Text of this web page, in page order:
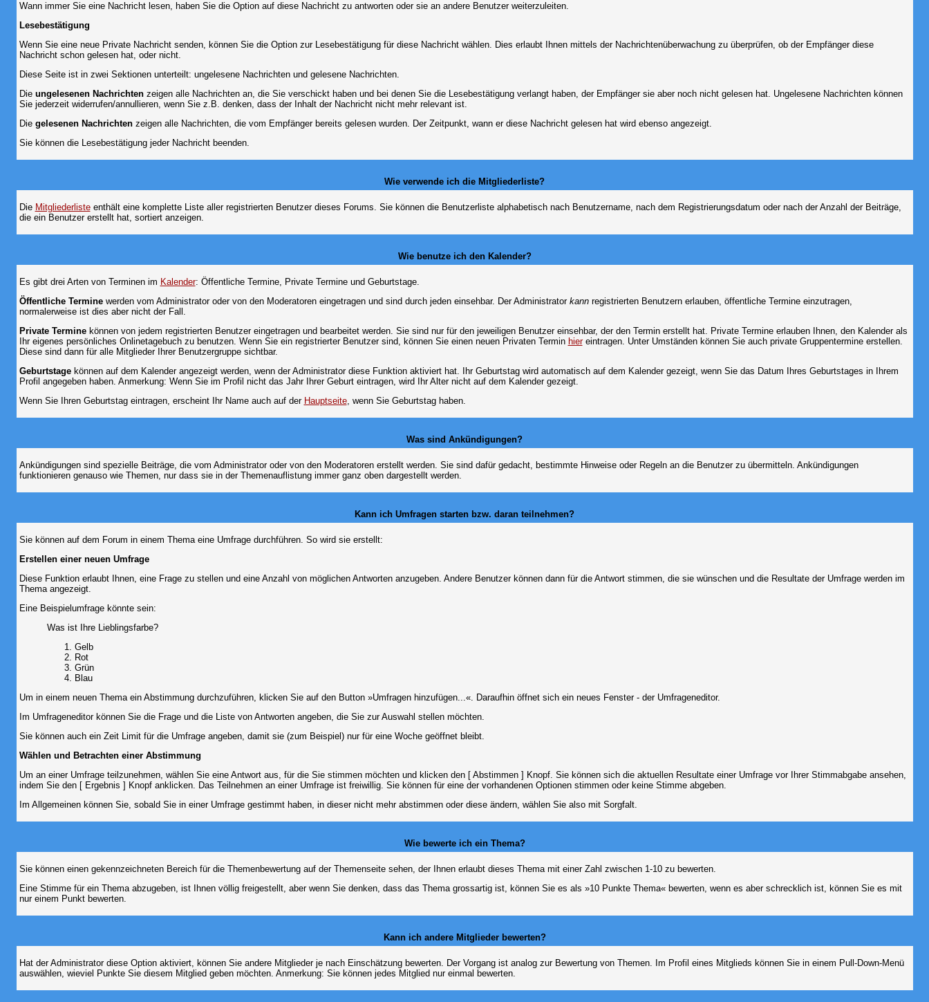
Wann immer Sie eine Nachricht lesen, haben Sie die Option auf diese Nachricht zu antworten oder sie an andere Benutzer weiterzuleiten.
Lesebestätigung
Wenn Sie eine neue Private Nachricht senden, können Sie die Option zur Lesebestätigung für diese Nachricht wählen. Dies erlaubt Ihnen mittels der Nachrichtenüberwachung zu überprüfen, ob der Empfänger diese
Nachricht schon gelesen hat, oder nicht.
Diese Seite ist in zwei Sektionen unterteilt: ungelesene Nachrichten und gelesene Nachrichten.
Die ungelesenen Nachrichtenzeigen alle Nachrichten an, die Sie verschickt haben und bei denen Sie die Lesebestätigung verlangt haben, der Empfänger sie aber noch nicht gelesen hat. Ungelesene Nachrichten können
Sie jederzeit widerrufen/annullieren, wenn Sie z.B. denken, dass der Inhalt der Nachricht nicht mehr relevant ist.
Die gelesenen Nachrichtenzeigen alle Nachrichten, die vom Empfänger bereits gelesen wurden. Der Zeitpunkt, wann er diese Nachricht gelesen hat wird ebenso angezeigt.
Sie können die Lesebestätigung jeder Nachricht beenden.
Wie verwende ich die Mitgliederliste?
Die Mitgliederlisteenthält eine komplette Liste aller registrierten Benutzer dieses Forums. Sie können die Benutzerliste alphabetisch nach Benutzername, nach dem Registrierungsdatum oder nach der Anzahl der Beiträge,
die ein Benutzer erstellt hat, sortiert anzeigen.
Wie benutze ich den Kalender?
Es gibt drei Arten von Terminen im Kalender: Öffentliche Termine, Private Termine und Geburtstage.
Öffentliche Terminewerden vom Administrator oder von den Moderatoren eingetragen und sind durch jeden einsehbar. Der Administrator kannregistrierten Benutzern erlauben, öffentliche Termine einzutragen,
normalerweise ist dies aber nicht der Fall.
Private Terminekönnen von jedem registrierten Benutzer eingetragen und bearbeitet werden. Sie sind nur für den jeweiligen Benutzer einsehbar, der den Termin erstellt hat. Private Termine erlauben Ihnen, den Kalender als
Ihr eigenes persönliches Onlinetagebuch zu benutzen. Wenn Sie ein registrierter Benutzer sind, können Sie einen neuen Privaten Termin hiereintragen. Unter Umständen können Sie auch private Gruppentermine erstellen.
Diese sind dann für alle Mitglieder Ihrer Benutzergruppe sichtbar.
Geburtstagekönnen auf dem Kalender angezeigt werden, wenn der Administrator diese Funktion aktiviert hat. Ihr Geburtstag wird automatisch auf dem Kalender gezeigt, wenn Sie das Datum Ihres Geburtstages in Ihrem
Profil angegeben haben. Anmerkung: Wenn Sie im Profil nicht das Jahr Ihrer Geburt eintragen, wird Ihr Alter nicht auf dem Kalender gezeigt.
Wenn Sie Ihren Geburtstag eintragen, erscheint Ihr Name auch auf der Hauptseite, wenn Sie Geburtstag haben.
Was sind Ankündigungen?
Ankündigungen sind spezielle Beiträge, die vom Administrator oder von den Moderatoren erstellt werden. Sie sind dafür gedacht, bestimmte Hinweise oder Regeln an die Benutzer zu übermitteln. Ankündigungen
funktionieren genauso wie Themen, nur dass sie in der Themenauflistung immer ganz oben dargestellt werden.
Kann ich Umfragen starten bzw. daran teilnehmen?
Sie können auf dem Forum in einem Thema eine Umfrage durchführen. So wird sie erstellt:
Erstellen einer neuen Umfrage
Diese Funktion erlaubt Ihnen, eine Frage zu stellen und eine Anzahl von möglichen Antworten anzugeben. Andere Benutzer können dann für die Antwort stimmen, die sie wünschen und die Resultate der Umfrage werden im
Thema angezeigt.
Eine Beispielumfrage könnte sein:
Was ist Ihre Lieblingsfarbe?
Gelb
Rot
Grün
Blau
Um in einem neuen Thema ein Abstimmung durchzuführen, klicken Sie auf den Button »Umfragen hinzufügen...«. Daraufhin öffnet sich ein neues Fenster - der Umfrageneditor.
Im Umfrageneditor können Sie die Frage und die Liste von Antworten angeben, die Sie zur Auswahl stellen möchten.
Sie können auch ein Zeit Limit für die Umfrage angeben, damit sie (zum Beispiel) nur für eine Woche geöffnet bleibt.
Wählen und Betrachten einer Abstimmung
Um an einer Umfrage teilzunehmen, wählen Sie eine Antwort aus, für die Sie stimmen möchten und klicken den [ Abstimmen ] Knopf. Sie können sich die aktuellen Resultate einer Umfrage vor Ihrer Stimmabgabe ansehen,
indem Sie den [ Ergebnis ] Knopf anklicken. Das Teilnehmen an einer Umfrage ist freiwillig. Sie können für eine der vorhandenen Optionen stimmen oder keine Stimme abgeben.
Im Allgemeinen können Sie, sobald Sie in einer Umfrage gestimmt haben, in dieser nicht mehr abstimmen oder diese ändern, wählen Sie also mit Sorgfalt.
Wie bewerte ich ein Thema?
Sie können einen gekennzeichneten Bereich für die Themenbewertung auf der Themenseite sehen, der Ihnen erlaubt dieses Thema mit einer Zahl zwischen 1-10 zu bewerten.
Eine Stimme für ein Thema abzugeben, ist Ihnen völlig freigestellt, aber wenn Sie denken, dass das Thema grossartig ist, können Sie es als »10 Punkte Thema« bewerten, wenn es aber schrecklich ist, können Sie es mit
nur einem Punkt bewerten.
Kann ich andere Mitglieder bewerten?
Hat der Administrator diese Option aktiviert, können Sie andere Mitglieder je nach Einschätzung bewerten. Der Vorgang ist analog zur Bewertung von Themen. Im Profil eines Mitglieds können Sie in einem Pull-Down-Menü
auswählen, wieviel Punkte Sie diesem Mitglied geben möchten. Anmerkung: Sie können jedes Mitglied nur einmal bewerten.